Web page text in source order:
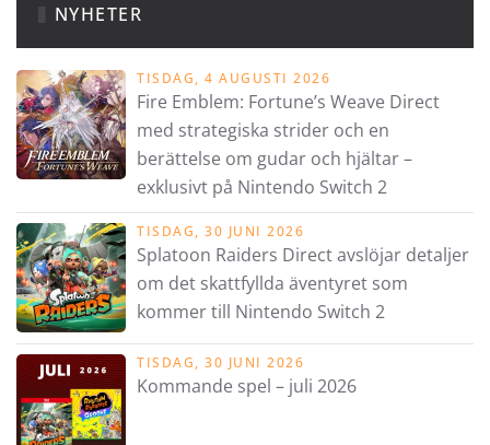
NYHETER
TISDAG, 4 AUGUSTI 2026
Fire Emblem: Fortune’s Weave Direct
med strategiska strider och en
berättelse om gudar och hjältar –
exklusivt på Nintendo Switch 2
TISDAG, 30 JUNI 2026
Splatoon Raiders Direct avslöjar detaljer
om det skattfyllda äventyret som
kommer till Nintendo Switch 2
TISDAG, 30 JUNI 2026
Kommande spel – juli 2026